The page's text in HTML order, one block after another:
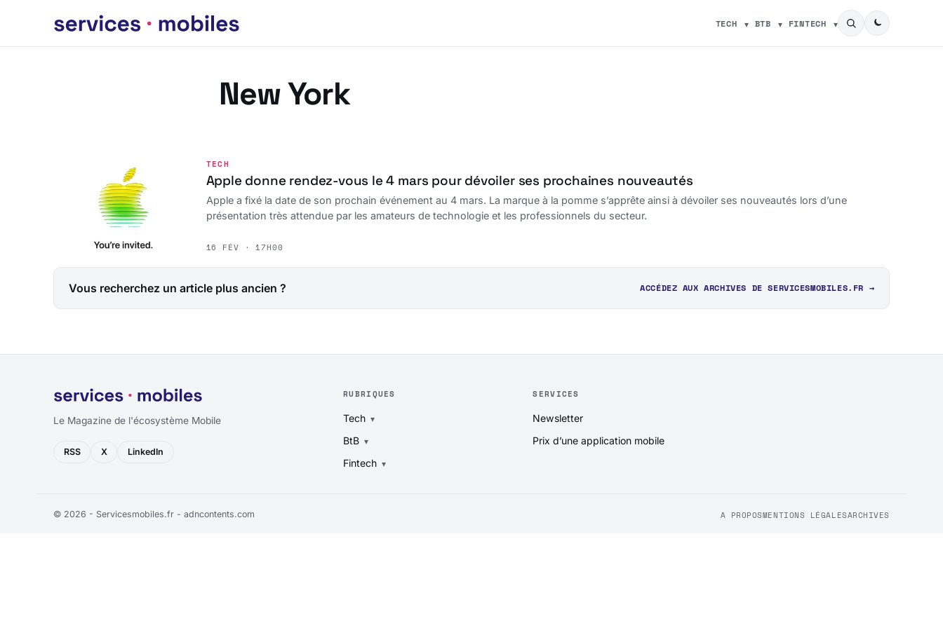
TECH BTB FINTECH
New York
TECH
Apple donne rendez-vous le 4 mars pour dévoiler ses prochaines nouveautés
Apple a fixé la date de son prochain événement au 4 mars. La marque à la pomme s’apprête ainsi à dévoiler ses nouveautés lors d’une
présentation très attendue par les amateurs de technologie et les professionnels du secteur.
16 FÉV · 17H00
Vous recherchez un article plus ancien ? ACCÉDEZ AUX ARCHIVES DE SERVICESMOBILES.FR →
Le Magazine de l'écosystème Mobile
RSS X LinkedIn
RUBRIQUES
Tech
BtB
Fintech
SERVICES
Newsletter
Prix d’une application mobile
© 2026 - Servicesmobiles.fr - adncontents.com A PROPOSMENTIONS LÉGALESARCHIVES